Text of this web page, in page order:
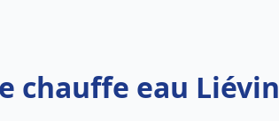
chauffe eau Liévin